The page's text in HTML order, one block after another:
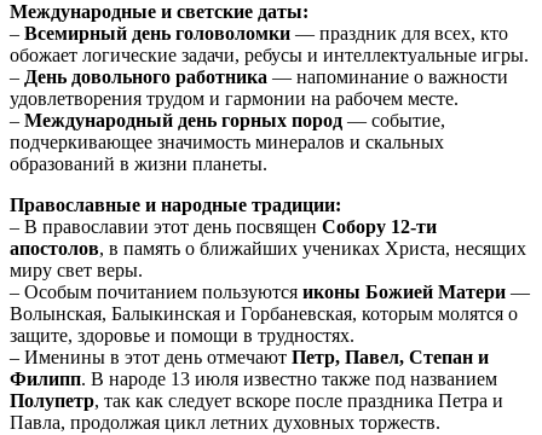
Международные и светские даты:
– Всемирный день головоломки — праздник для всех, кто
обожает логические задачи, ребусы и интеллектуальные игры.
– День довольного работника — напоминание о важности
удовлетворения трудом и гармонии на рабочем месте.
– Международный день горных пород — событие,
подчеркивающее значимость минералов и скальных
образований в жизни планеты.
Православные и народные традиции:
– В православии этот день посвящен Собору 12-ти
апостолов, в память о ближайших учениках Христа, несящих
миру свет веры.
– Особым почитанием пользуются иконы Божией Матери —
Волынская, Балыкинская и Горбаневская, которым молятся о
защите, здоровье и помощи в трудностях.
– Именины в этот день отмечают Петр, Павел, Степан и
Филипп. В народе 13 июля известно также под названием
Полупетр, так как следует вскоре после праздника Петра и
Павла, продолжая цикл летних духовных торжеств.